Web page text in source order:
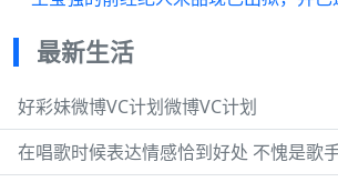
最新生活
好彩妹微博VC计划微博VC计划
在唱歌时候表达情感恰到好处 不愧是歌